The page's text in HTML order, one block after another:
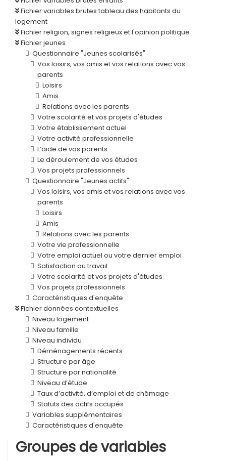
Fichier variables brutes tableau des habitants du
logement
Fichier religion, signes religieux et l'opinion politique
Fichier jeunes
Questionnaire "Jeunes scolarisés"
Vos loisirs, vos amis et vos relations avec vos
parents
Loisirs
Amis
Relations avec les parents
Votre scolarité et vos projets d'études
Votre établissement actuel
Votre activité professionnelle
L’aide de vos parents
Le déroulement de vos études
Vos projets professionnels
Questionnaire "Jeunes actifs"
Vos loisirs, vos amis et vos relations avec vos
parents
Loisirs
Amis
Relations avec les parents
Votre vie professionnelle
Votre emploi actuel ou votre dernier emploi
Satisfaction au travail
Votre scolarité et vos projets d'études
Vos projets professionnels
Caractéristiques d'enquête
Fichier données contextuelles
Niveau logement
Niveau famille
Niveau individu
Déménagements récents
Structure par âge
Structure par nationalité
Niveau d’étude
Taux d’activité, d’emploi et de chômage
Statuts des actifs occupés
Variables supplémentaires
Caractéristiques d'enquête
Groupes de variables